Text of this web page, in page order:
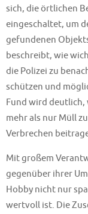
sich, die örtlichen
eingeschaltet, um
gefundenen
beschreibt, wie
die Polizei zu
schützen und
Fund wird deutlich,
mehr als nur Müll
Verbrechen
Mit großem
gegenüber ihrer
Hobby nicht nur
wertvoll ist. Die